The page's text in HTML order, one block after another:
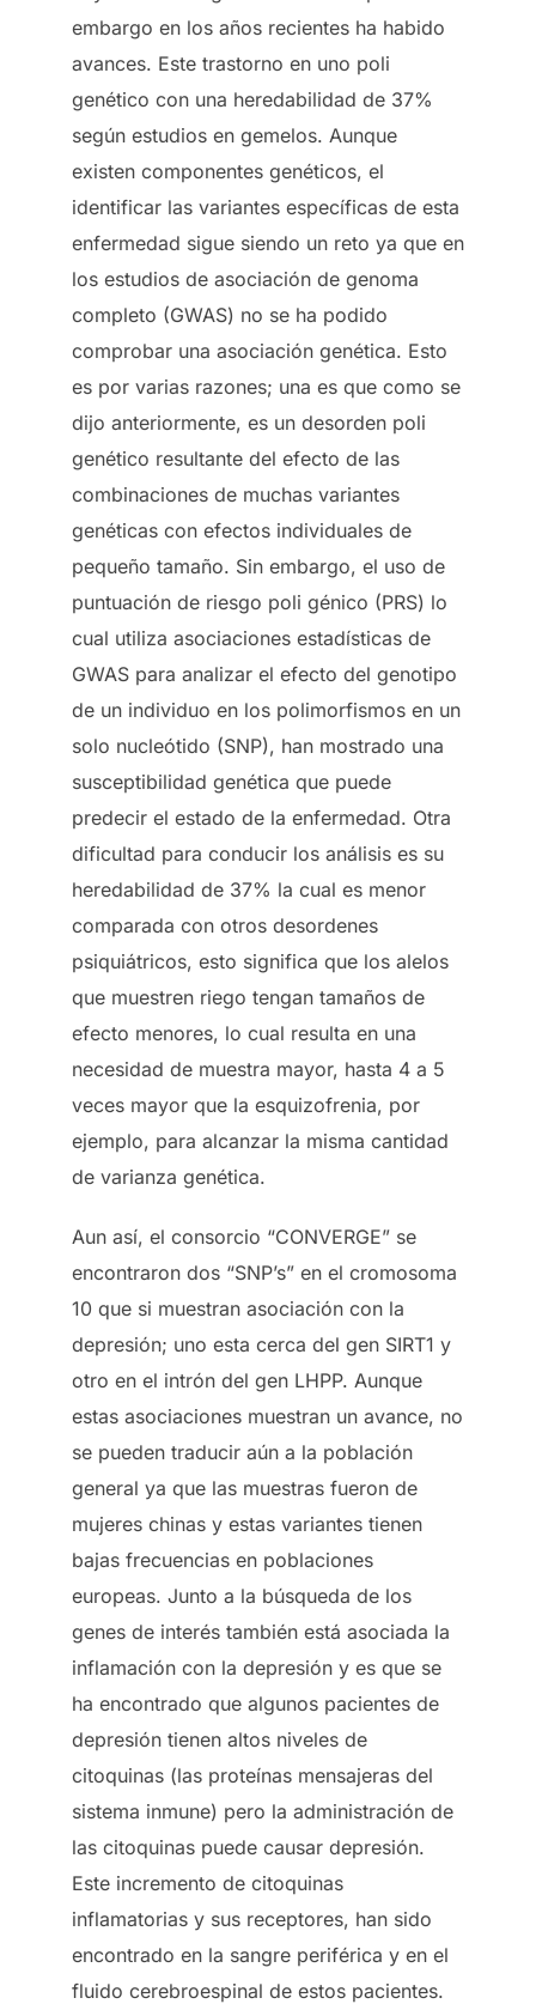
embargo en los años recientes ha habido
avances. Este trastorno en uno poli
genético con una heredabilidad de 37%
según estudios en gemelos. Aunque
existen componentes genéticos, el
identificar las variantes específicas de esta
enfermedad sigue siendo un reto ya que en
los estudios de asociación de genoma
completo (GWAS) no se ha podido
comprobar una asociación genética. Esto
es por varias razones; una es que como se
dijo anteriormente, es un desorden poli
genético resultante del efecto de las
combinaciones de muchas variantes
genéticas con efectos individuales de
pequeño tamaño. Sin embargo, el uso de
puntuación de riesgo poli génico (PRS) lo
cual utiliza asociaciones estadísticas de
GWAS para analizar el efecto del genotipo
de un individuo en los polimorfismos en un
solo nucleótido (SNP), han mostrado una
susceptibilidad genética que puede
predecir el estado de la enfermedad. Otra
dificultad para conducir los análisis es su
heredabilidad de 37% la cual es menor
comparada con otros desordenes
psiquiátricos, esto significa que los alelos
que muestren riego tengan tamaños de
efecto menores, lo cual resulta en una
necesidad de muestra mayor, hasta 4 a 5
veces mayor que la esquizofrenia, por
ejemplo, para alcanzar la misma cantidad
de varianza genética.
Aun así, el consorcio “CONVERGE” se
encontraron dos “SNP’s” en el cromosoma
10 que si muestran asociación con la
depresión; uno esta cerca del gen SIRT1 y
otro en el intrón del gen LHPP. Aunque
estas asociaciones muestran un avance, no
se pueden traducir aún a la población
general ya que las muestras fueron de
mujeres chinas y estas variantes tienen
bajas frecuencias en poblaciones
europeas. Junto a la búsqueda de los
genes de interés también está asociada la
inflamación con la depresión y es que se
ha encontrado que algunos pacientes de
depresión tienen altos niveles de
citoquinas (las proteínas mensajeras del
sistema inmune) pero la administración de
las citoquinas puede causar depresión.
Este incremento de citoquinas
inflamatorias y sus receptores, han sido
encontrado en la sangre periférica y en el
fluido cerebroespinal de estos pacientes.